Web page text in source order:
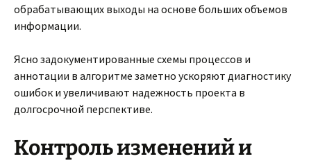
обрабатывающих выходы на основе больших объемов
информации.
Ясно задокументированные схемы процессов и
аннотации в алгоритме заметно ускоряют диагностику
ошибок и увеличивают надежность проекта в
долгосрочной перспективе.
Контроль изменений и